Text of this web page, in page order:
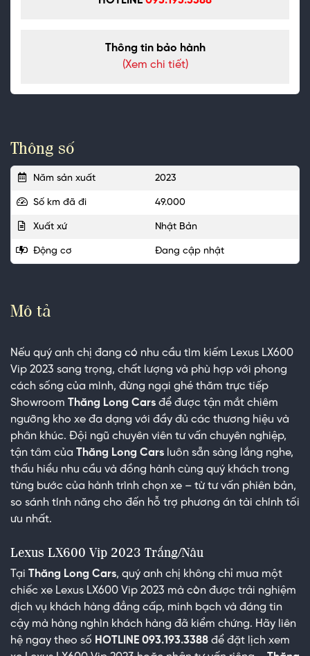
Thông tin bảo hành
(Xem chi tiết)
Mô tả
Nếu quý anh chị đang có nhu cầu tìm kiếm Lexus LX600
Vip 2023 sang trọng, chất lượng và phù hợp với phong
cách sống của mình, đừng ngại ghé thăm trực tiếp
Showroom Thăng Long Cars để được tận mắt chiêm
ngưỡng kho xe đa dạng với đầy đủ các thương hiệu và
phân khúc. Đội ngũ chuyên viên tư vấn chuyên nghiệp,
tận tâm của Thăng Long Cars luôn sẵn sàng lắng nghe,
thấu hiểu nhu cầu và đồng hành cùng quý khách trong
từng bước của hành trình chọn xe – từ tư vấn phiên bản,
so sánh tính năng cho đến hỗ trợ phương án tài chính tối
ưu nhất.
Lexus LX600 Vip 2023 Trắng/Nâu
Tại Thăng Long Cars, quý anh chị không chỉ mua một
chiếc xe Lexus LX600 Vip 2023 mà còn được trải nghiệm
dịch vụ khách hàng đẳng cấp, minh bạch và đáng tin
cậy mà hàng nghìn khách hàng đã kiểm chứng. Hãy liên
hệ ngay theo số HOTLINE 093.193.3388 để đặt lịch xem
Thông số
Năm sản xuất 2023
Số km đã đi 49.000
Xuất xứ Nhật Bản
Động cơ Đang cập nhật